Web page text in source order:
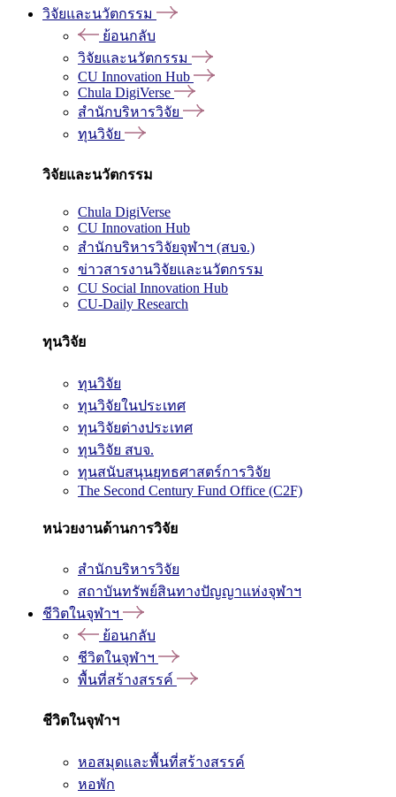
วิจัยและนวัตกรรม
ย้อนกลับ
วิจัยและนวัตกรรม
CU Innovation Hub
Chula DigiVerse
สำนักบริหารวิจัย
ทุนวิจัย
วิจัยและนวัตกรรม
Chula DigiVerse
CU Innovation Hub
สำนักบริหารวิจัยจุฬาฯ (สบจ.)
ข่าวสารงานวิจัยและนวัตกรรม
CU Social Innovation Hub
CU-Daily Research
ทุนวิจัย
ทุนวิจัย
ทุนวิจัยในประเทศ
ทุนวิจัยต่างประเทศ
ทุนวิจัย สบจ.
ทุนสนับสนุนยุทธศาสตร์การวิจัย
The Second Century Fund Office (C2F)
หน่วยงานด้านการวิจัย
สำนักบริหารวิจัย
สถาบันทรัพย์สินทางปัญญาแห่งจุฬาฯ
ชีวิตในจุฬาฯ
ย้อนกลับ
ชีวิตในจุฬาฯ
พื้นที่สร้างสรรค์
ชีวิตในจุฬาฯ
หอสมุดและพื้นที่สร้างสรรค์
หอพัก